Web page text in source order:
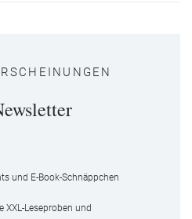
und E-Book-Schnäppchen
XXL-Leseproben und